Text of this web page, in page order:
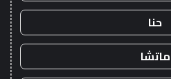
حنا
ماتشا